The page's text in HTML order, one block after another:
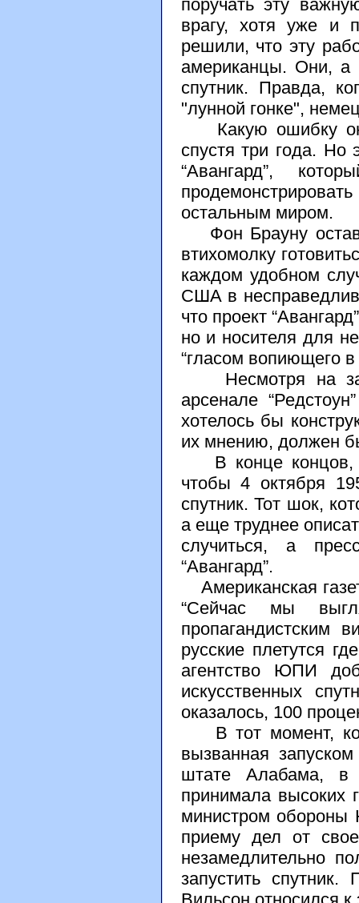
поручать эту
врагу, хотя уже и
решили, что эту
американцы. Они, а
спутник. Правда,
"лунной гонке",
Какую ошибку
спустя три года. Но
“Авангард”,
остальным миром.
Фон Брауну
втихомолку
каждом удобном
США в
что проект
но и носителя для
“гласом вопиющего в
Несмотря на
арсенале
хотелось бы
их мнению, должен
В конце концов,
чтобы 4 октября
спутник. Тот шок,
а еще труднее
случиться, а
“Авангард”.
Американская
“Сейчас мы
пропагандистским
русские плетутся
агентство ЮПИ
искусственных
оказалось, 100
В тот момент,
вызванная
штате Алабама, в
принимала высоких
министром обороны
приему дел от
незамедлительно
запустить